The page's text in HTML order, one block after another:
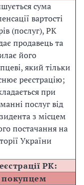
сума
вартості
(послуг), РК
продавець та
його
який тільки
реєстрацію;
при
послуг від
з місцем
постачання на
України
РК:
покупцем